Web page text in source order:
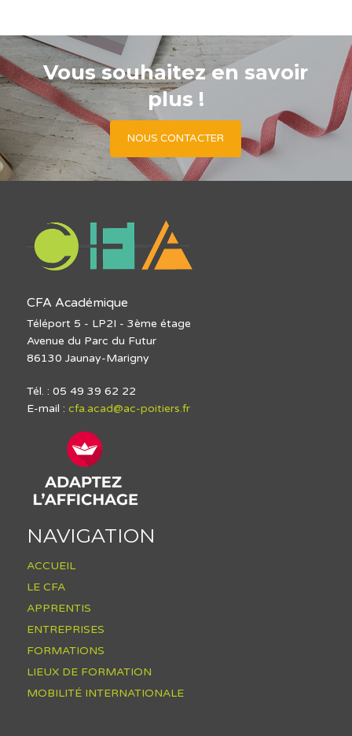
Vous souhaitez en savoir
plus !
NOUS CONTACTER
CFA Académique
Téléport 5 - LP2I - 3ème étage
Avenue du Parc du Futur
86130 Jaunay-Marigny
Tél. : 05 49 39 62 22
E-mail : cfa.acad@ac-poitiers.fr
NAVIGATION
ACCUEIL
LE CFA
APPRENTIS
ENTREPRISES
FORMATIONS
LIEUX DE FORMATION
MOBILITÉ INTERNATIONALE